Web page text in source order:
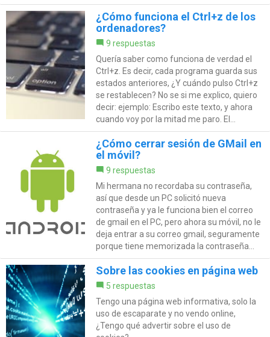
¿Cómo funciona el Ctrl+z de los
ordenadores?
9 respuestas
Quería saber como funciona de verdad el
Ctrl+z. Es decir, cada programa guarda sus
estados anteriores, ¿Y cuándo pulso Ctrl+z
se restablecen? No se si me explico, quiero
decir: ejemplo: Escribo este texto, y ahora
cuando voy por la mitad me paro. El...
¿Cómo cerrar sesión de GMail en
el móvil?
9 respuestas
Mi hermana no recordaba su contraseña,
así que desde un PC solicitó nueva
contraseña y ya le funciona bien el correo
de gmail en el PC, pero ahora su móvil, no le
deja entrar a su correo gmail, seguramente
porque tiene memorizada la contraseña...
Sobre las cookies en página web
5 respuestas
Tengo una página web informativa, solo la
uso de escaparate y no vendo online,
¿Tengo qué advertir sobre el uso de